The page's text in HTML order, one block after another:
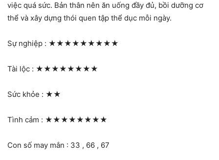
việc quá sức. Bản thân nên ăn uống đầy đủ, bồi dưỡng cơ
thể và xây dựng thói quen tập thể dục mỗi ngày.
Sự nghiệp : ★★★★★★★★★
Tài lộc : ★★★★★★★★
Sức khỏe : ★★
Tình cảm : ★★★★★★★★
Con số may mắn : 33 , 66 , 67